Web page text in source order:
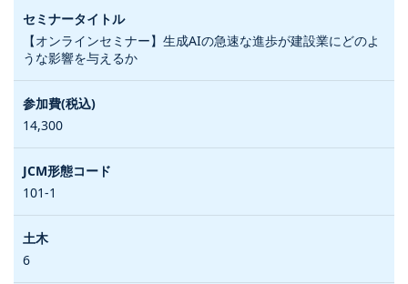
【オンラインセミナー】生成AIの急速な進歩が建設業にどのよ
うな影響を与えるか
14,300
101-1
6